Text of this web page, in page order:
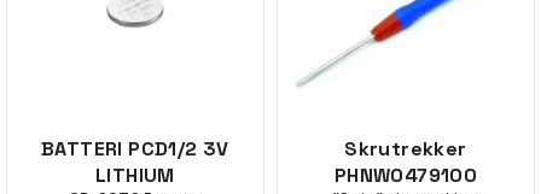
BATTERI PCD1/2 3V
LITHIUM
Skrutrekker
PHNW0479100